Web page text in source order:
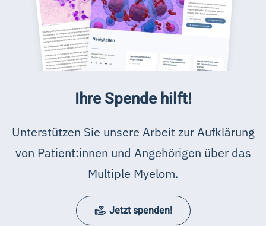
Ihre Spende hilft!
Unterstützen Sie unsere Arbeit zur Aufklärung
von Patient:innen und Angehörigen über das
Multiple Myelom.
Jetzt spenden!